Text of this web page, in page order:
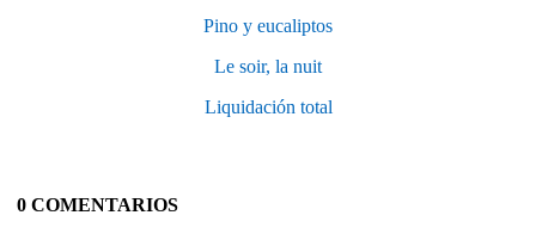
Pino y eucaliptos
Le soir, la nuit
Liquidación total
0 COMENTARIOS